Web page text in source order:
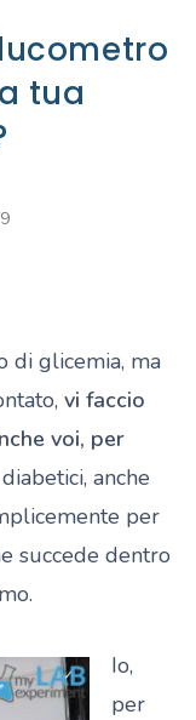
tua
di glicemia, ma
vi faccio
voi, per
anche
per
succede dentro
Io,
per